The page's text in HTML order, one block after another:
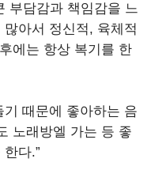
부담감과 책임감을 느
아서 정신적, 육체적
에는 항상 복기를 한
때문에 좋아하는 음
노래방엘 가는 등 좋
다.”